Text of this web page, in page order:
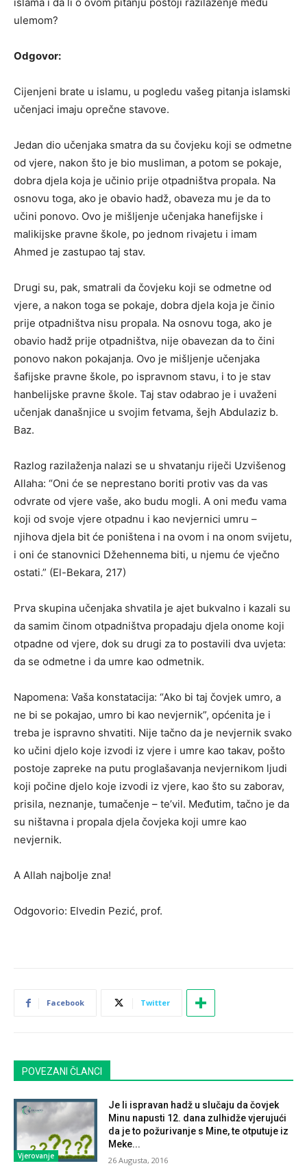
ulemom?
Odgovor:
Cijenjeni brate u islamu, u pogledu vašeg pitanja islamski
učenjaci imaju oprečne stavove.
Jedan dio učenjaka smatra da su čovjeku koji se odmetne
od vjere, nakon što je bio musliman, a potom se pokaje,
dobra djela koja je učinio prije otpadništva propala. Na
osnovu toga, ako je obavio hadž, obaveza mu je da to
učini ponovo. Ovo je mišljenje učenjaka hanefijske i
malikijske pravne škole, po jednom rivajetu i imam
Ahmed je zastupao taj stav.
Drugi su, pak, smatrali da čovjeku koji se odmetne od
vjere, a nakon toga se pokaje, dobra djela koja je činio
prije otpadništva nisu propala. Na osnovu toga, ako je
obavio hadž prije otpadništva, nije obavezan da to čini
ponovo nakon pokajanja. Ovo je mišljenje učenjaka
šafijske pravne škole, po ispravnom stavu, i to je stav
hanbelijske pravne škole. Taj stav odabrao je i uvaženi
učenjak današnjice u svojim fetvama, šejh Abdulaziz b.
Baz.
Razlog razilaženja nalazi se u shvatanju riječi Uzvišenog
Allaha: “Oni će se neprestano boriti protiv vas da vas
odvrate od vjere vaše, ako budu mogli. A oni među vama
koji od svoje vjere otpadnu i kao nevjernici umru –
njihova djela bit će poništena i na ovom i na onom svijetu,
i oni će stanovnici Džehennema biti, u njemu će vječno
ostati.” (El-Bekara, 217)
Prva skupina učenjaka shvatila je ajet bukvalno i kazali su
da samim činom otpadništva propadaju djela onome koji
otpadne od vjere, dok su drugi za to postavili dva uvjeta:
da se odmetne i da umre kao odmetnik.
Napomena: Vaša konstatacija: “Ako bi taj čovjek umro, a
ne bi se pokajao, umro bi kao nevjernik”, općenita je i
treba je ispravno shvatiti. Nije tačno da je nevjernik svako
ko učini djelo koje izvodi iz vjere i umre kao takav, pošto
postoje zapreke na putu proglašavanja nevjernikom ljudi
koji počine djelo koje izvodi iz vjere, kao što su zaborav,
prisila, neznanje, tumačenje – te’vil. Međutim, tačno je da
su ništavna i propala djela čovjeka koji umre kao
nevjernik.
A Allah najbolje zna!
Odgovorio: Elvedin Pezić, prof.
Facebook Twitter
POVEZANI ČLANCI
Vjerovanje
Je li ispravan hadž u slučaju da čovjek
Minu napusti 12. dana zulhidže vjerujući
da je to požurivanje s Mine, te otputuje iz
Meke...
26 Augusta, 2016